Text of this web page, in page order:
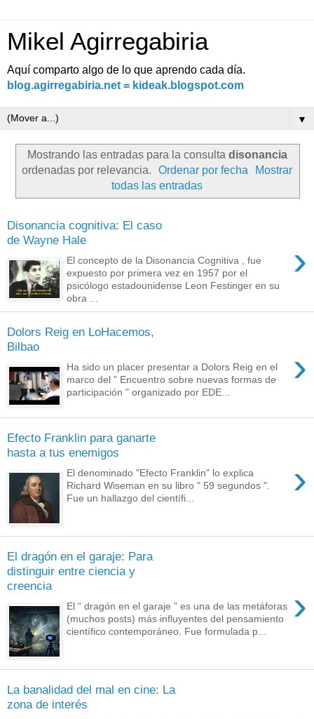
Mikel Agirregabiria
Aquí comparto algo de lo que aprendo cada día.
blog.agirregabiria.net = kideak.blogspot.com
▼
Mostrando las entradas para la consulta disonancia
ordenadas por relevancia.
Ordenar por fecha
Mostrar
todas las entradas
Disonancia cognitiva: El caso
de Wayne Hale
›
El concepto de la Disonancia Cognitiva , fue
expuesto por primera vez en 1957 por el
psicólogo estadounidense Leon Festinger en su
obra ...
Dolors Reig en LoHacemos,
Bilbao
›
Ha sido un placer presentar a Dolors Reig en el
marco del " Encuentro sobre nuevas formas de
participación " organizado por EDE...
Efecto Franklin para ganarte
hasta a tus enemigos
›
El denominado "Efecto Franklin" lo explica
Richard Wiseman en su libro " 59 segundos ".
Fue un hallazgo del científi...
El dragón en el garaje: Para
distinguir entre ciencia y
creencia
›
El “ dragón en el garaje ” es una de las metáforas
(muchos posts) más influyentes del pensamiento
científico contemporáneo. Fue formulada p...
La banalidad del mal en cine: La
zona de interés